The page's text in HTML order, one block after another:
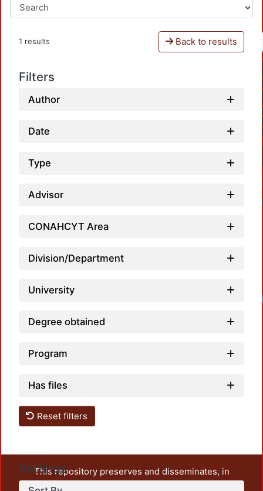
1 results Back to results
Filters
Author
Date
Type
Advisor
CONAHCYT Area
Division/Department
University
Degree obtained
Program
Has files
Reset filters
Settings
This repository preserves and disseminates, in
unrestricted open access, the teaching and research